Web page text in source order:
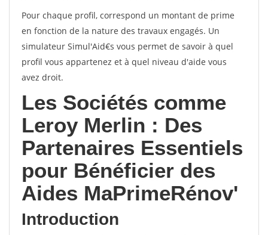
Pour chaque profil, correspond un montant de prime
en fonction de la nature des travaux engagés. Un
simulateur Simul'Aid€s vous permet de savoir à quel
profil vous appartenez et à quel niveau d'aide vous
avez droit.
Les Sociétés comme
Leroy Merlin : Des
Partenaires Essentiels
pour Bénéficier des
Aides MaPrimeRénov'
Introduction